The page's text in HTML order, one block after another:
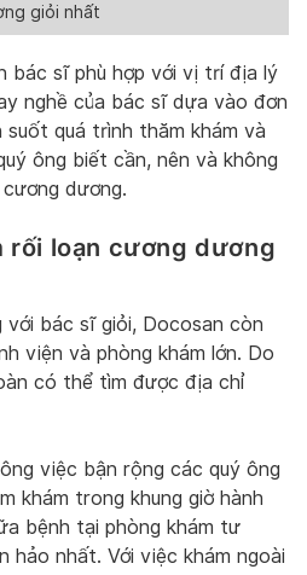
giỏi nhất
bác sĩ phù hợp với vị trí địa lý
nghề của bác sĩ dựa vào đơn
quá trình thăm khám và
ông biết cần, nên và không
dương.
rối loạn cương dương
với bác sĩ giỏi, Docosan còn
viện và phòng khám lớn. Do
có thể tìm được địa chỉ
việc bận rộng các quý ông
khám trong khung giờ hành
bệnh tại phòng khám tư
hảo nhất. Với việc khám ngoài